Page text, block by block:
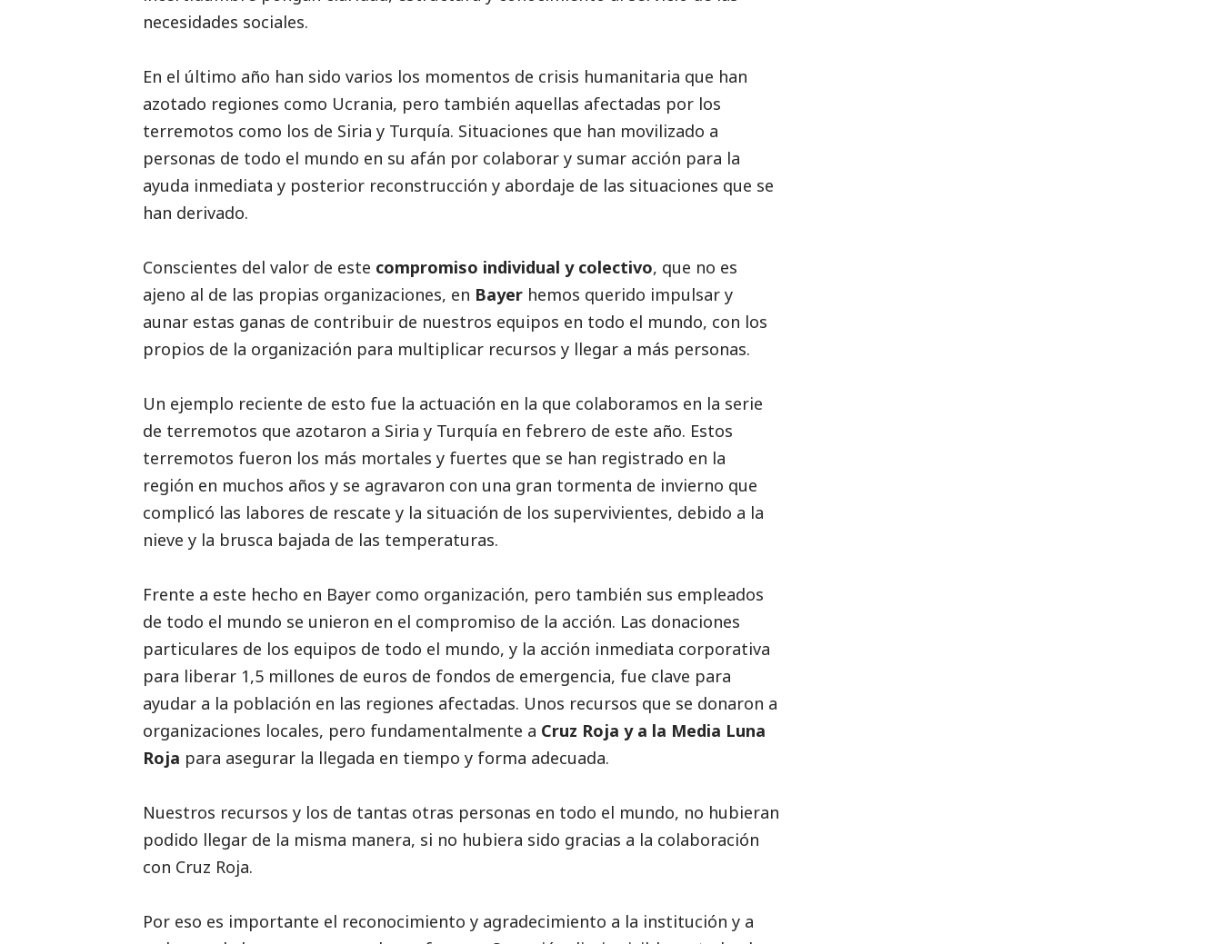
necesidades sociales.
En el último año han sido varios los momentos de crisis humanitaria que han
azotado regiones como Ucrania, pero también aquellas afectadas por los
terremotos como los de Siria y Turquía. Situaciones que han movilizado a
personas de todo el mundo en su afán por colaborar y sumar acción para la
ayuda inmediata y posterior reconstrucción y abordaje de las situaciones que se
han derivado.
Conscientes del valor de este compromiso individual y colectivo, que no es
ajeno al de las propias organizaciones, en Bayer hemos querido impulsar y
aunar estas ganas de contribuir de nuestros equipos en todo el mundo, con los
propios de la organización para multiplicar recursos y llegar a más personas.
Un ejemplo reciente de esto fue la actuación en la que colaboramos en la serie
de terremotos que azotaron a Siria y Turquía en febrero de este año. Estos
terremotos fueron los más mortales y fuertes que se han registrado en la
región en muchos años y se agravaron con una gran tormenta de invierno que
complicó las labores de rescate y la situación de los supervivientes, debido a la
nieve y la brusca bajada de las temperaturas.
Frente a este hecho en Bayer como organización, pero también sus empleados
de todo el mundo se unieron en el compromiso de la acción. Las donaciones
particulares de los equipos de todo el mundo, y la acción inmediata corporativa
para liberar 1,5 millones de euros de fondos de emergencia, fue clave para
ayudar a la población en las regiones afectadas. Unos recursos que se donaron a
organizaciones locales, pero fundamentalmente a Cruz Roja y a la Media Luna
Roja para asegurar la llegada en tiempo y forma adecuada.
Nuestros recursos y los de tantas otras personas en todo el mundo, no hubieran
podido llegar de la misma manera, si no hubiera sido gracias a la colaboración
con Cruz Roja.
Por eso es importante el reconocimiento y agradecimiento a la institución y a